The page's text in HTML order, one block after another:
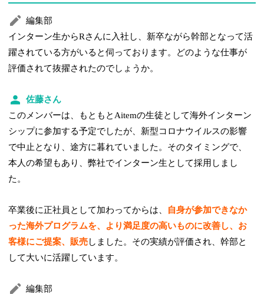
編集部
インターン生からRさんに入社し、新卒ながら幹部となって活
躍されている方がいると伺っております。どのような仕事が
評価されて抜擢されたのでしょうか。
佐藤さん
このメンバーは、もともとAitemの生徒として海外インターン
シップに参加する予定でしたが、新型コロナウイルスの影響
で中止となり、途方に暮れていました。そのタイミングで、
本人の希望もあり、弊社でインターン生として採用しまし
た。
卒業後に正社員として加わってからは、
自身が参加できなか
った海外プログラムを、より満足度の高いものに改善し、お
客様にご提案、販売しました。その実績が評価され、幹部と
して大いに活躍しています。
編集部